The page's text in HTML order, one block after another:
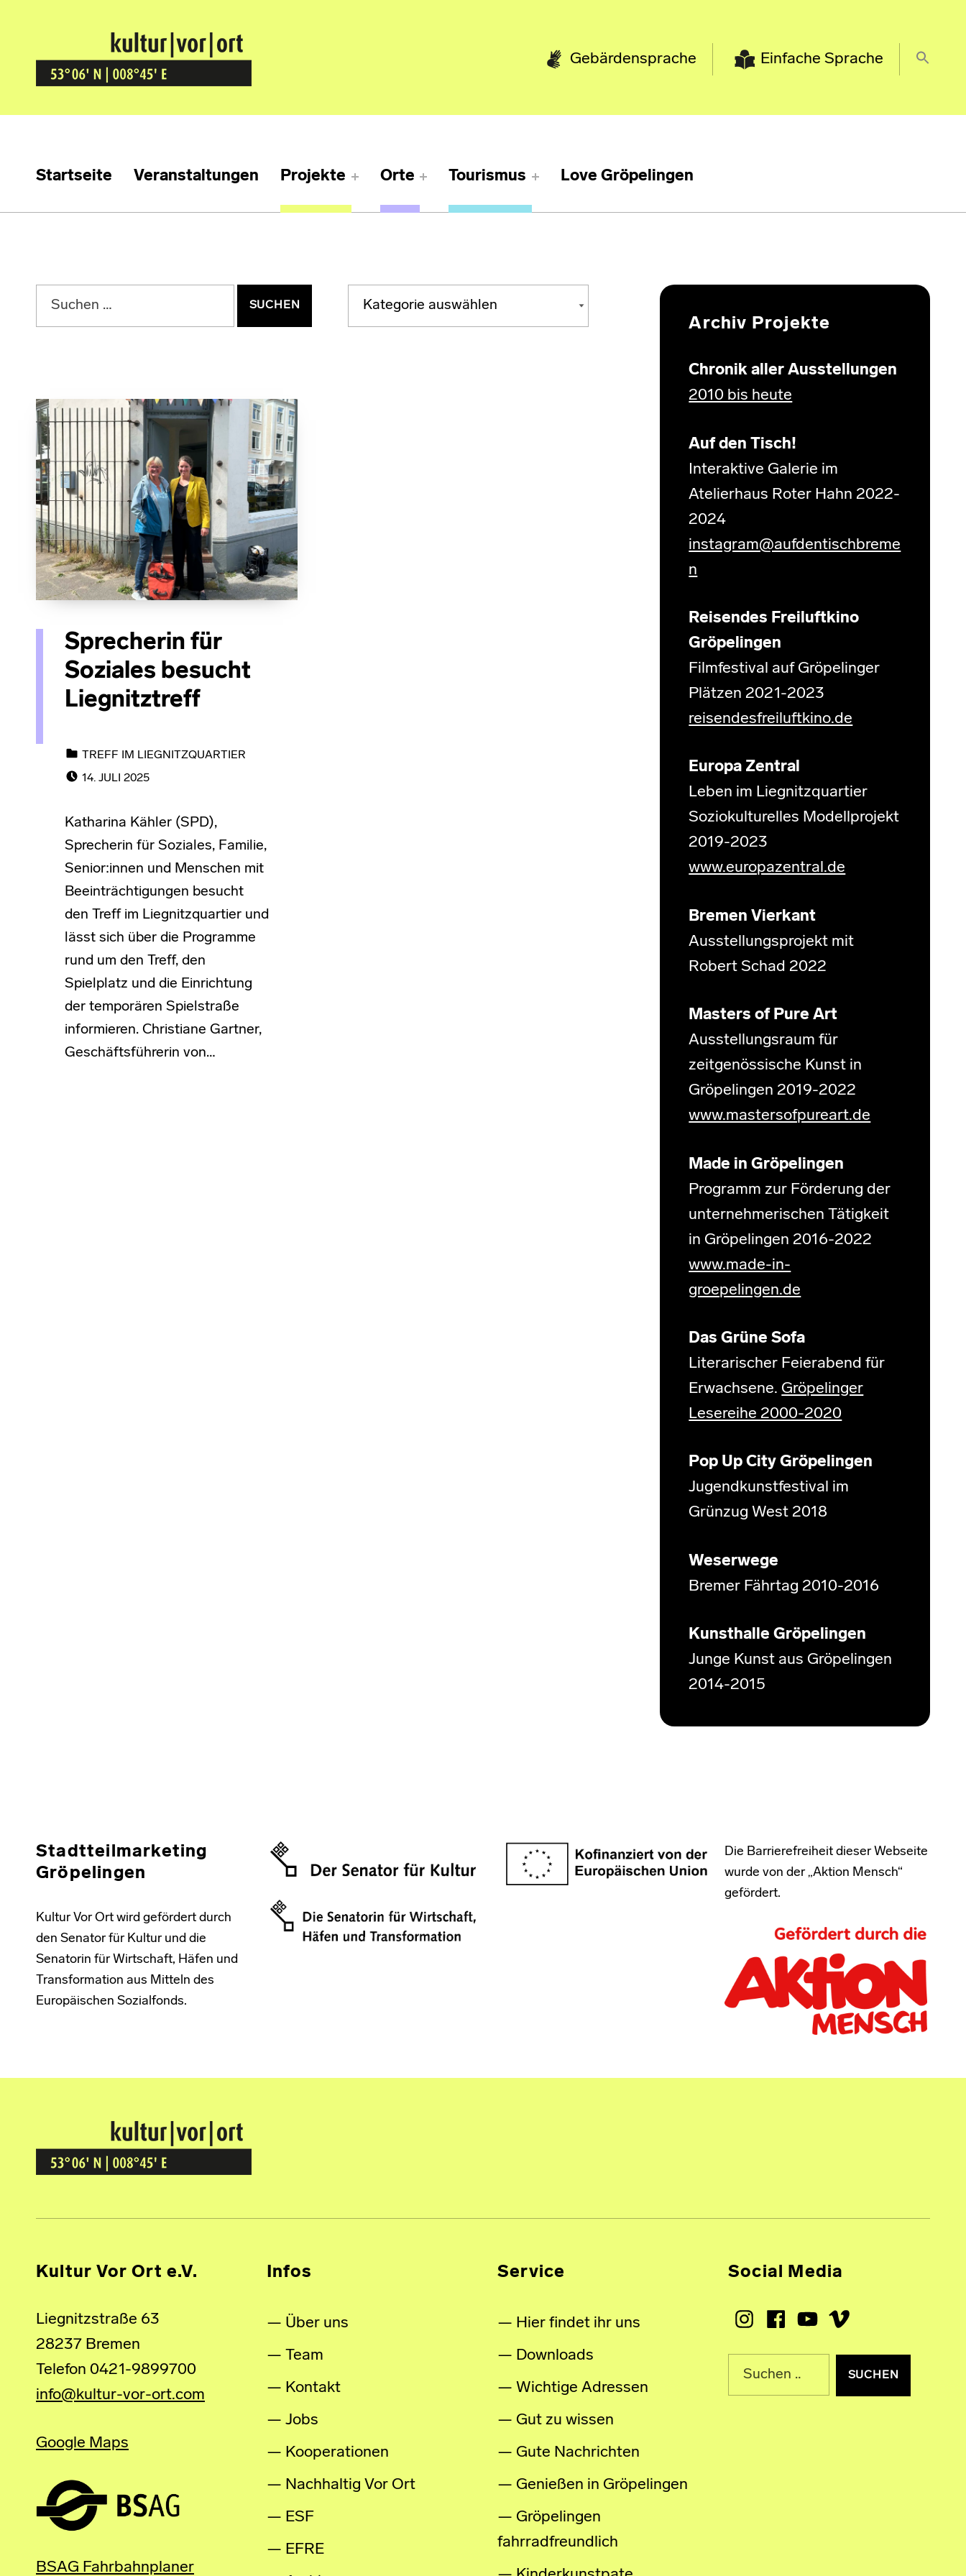
Kultur Vor Ort
BREMEN GRÖPELINGEN Gebärdensprache Einfache Sprache
Startseite Veranstaltungen Projekte Orte Tourismus Love Gröpelingen
Suchen nach:
KATEGORIEN
Kategorien
Sprecherin für
Soziales besucht
Liegnitztreff
TREFF IM LIEGNITZQUARTIER
14. JULI 2025
Katharina Kähler (SPD),
Sprecherin für Soziales, Familie,
Senior:innen und Menschen mit
Beeinträchtigungen besucht
den Treff im Liegnitzquartier und
lässt sich über die Programme
rund um den Treff, den
Spielplatz und die Einrichtung
der temporären Spielstraße
informieren. Christiane Gartner,
Geschäftsführerin von…
Archiv Projekte
Chronik aller Ausstellungen
2010 bis heute
Auf den Tisch!
Interaktive Galerie im
Atelierhaus Roter Hahn 2022-
2024
instagram@aufdentischbreme
n
Reisendes Freiluftkino
Gröpelingen
Filmfestival auf Gröpelinger
Plätzen 2021-2023
reisendesfreiluftkino.de
Europa Zentral
Leben im Liegnitzquartier
Soziokulturelles Modellprojekt
2019-2023
www.europazentral.de
Bremen Vierkant
Ausstellungsprojekt mit
Robert Schad 2022
Masters of Pure Art
Ausstellungsraum für
zeitgenössische Kunst in
Gröpelingen 2019-2022
www.mastersofpureart.de
Made in Gröpelingen
Programm zur Förderung der
unternehmerischen Tätigkeit
in Gröpelingen 2016-2022
www.made-in-
groepelingen.de
Das Grüne Sofa
Literarischer Feierabend für
Erwachsene. Gröpelinger
Lesereihe 2000-2020
Pop Up City Gröpelingen
Jugendkunstfestival im
Grünzug West 2018
Weserwege
Bremer Fährtag 2010-2016
Kunsthalle Gröpelingen
Junge Kunst aus Gröpelingen
2014-2015
Stadtteilmarketing
Gröpelingen
Kultur Vor Ort wird gefördert durch
den Senator für Kultur und die
Senatorin für Wirtschaft, Häfen und
Transformation aus Mitteln des
Europäischen Sozialfonds.
Die Barrierefreiheit dieser Webseite
wurde von der „Aktion Mensch“
gefördert.
Kultur Vor Ort
BREMEN GRÖPELINGEN
Kultur Vor Ort e.V.
Liegnitzstraße 63
28237 Bremen
Telefon 0421-9899700
info@kultur-vor-ort.com
Google Maps
BSAG Fahrbahnplaner
Infos
Über uns
Team
Kontakt
Jobs
Kooperationen
Nachhaltig Vor Ort
ESF
EFRE
Service
Hier findet ihr uns
Downloads
Wichtige Adressen
Gut zu wissen
Gute Nachrichten
Genießen in Gröpelingen
Gröpelingen
fahrradfreundlich
Social Media
InstagramFacebookYoutubeVimeo
Suche nach: